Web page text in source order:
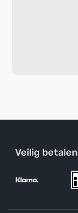
Veilig betalen